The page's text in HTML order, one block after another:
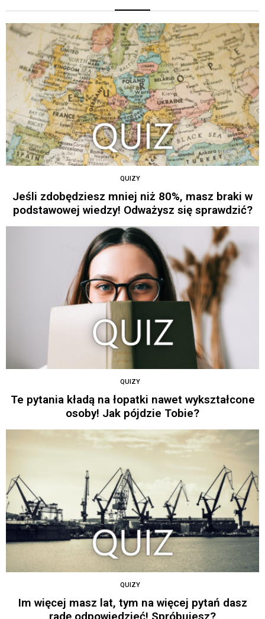
QUIZY
Jeśli zdobędziesz mniej niż 80%, masz braki w
podstawowej wiedzy! Odważysz się sprawdzić?
QUIZY
Te pytania kładą na łopatki nawet wykształcone
osoby! Jak pójdzie Tobie?
QUIZY
Im więcej masz lat, tym na więcej pytań dasz
radę odpowiedzieć! Spróbujesz?